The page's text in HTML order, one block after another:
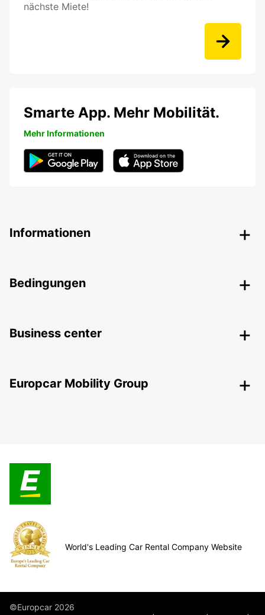
nächste Miete!
Smarte App. Mehr Mobilität.
Mehr Informationen
Informationen
Bedingungen
Business center
Europcar Mobility Group
World's Leading Car Rental Company Website
©Europcar 2026